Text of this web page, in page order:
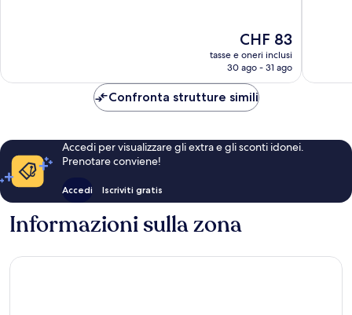
Il
prezzo
attuale
CHF 83
CHF 83
tasse e oneri inclusi
30 ago - 31 ago
Confronta strutture simili
Accedi per visualizzare gli extra e gli sconti idonei.
Prenotare conviene!
Accedi Iscriviti gratis
Informazioni sulla zona